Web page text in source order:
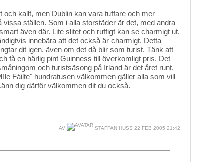
och kallt, men Dublin kan vara tuffare och mer
ställen. Som i alla storstäder är det, med andra
även där. Lite slitet och ruffigt kan se charmigt ut,
innebära att det också är charmigt. Detta
dit igen, även om det då blir som turist. Tänk att
få en härlig pint Guinness till överkomligt pris. Det
och turistsäsong på Irland är det året runt.
Fáilte" hundratusen välkommen gäller alla som vill
dig därför välkommen dit du också.
AV STAFFAN HUSS 22 FEB 2005 21:42